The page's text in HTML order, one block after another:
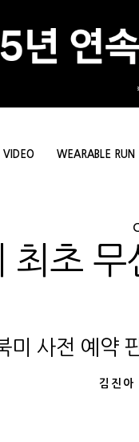
VIDEO WEARABLE RUN
최초
미 사전 예약
김진아